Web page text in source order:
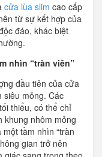
cửa lùa slim cao cấp
từ sự kết hợp của
đáo, khác biệt
nhìn “tràn viền”
đầu tiên của cửa
siêu mỏng. Các
thiểu, có thể chỉ
khung nhôm mỏng
tầm nhìn “tràn
gian trở nên